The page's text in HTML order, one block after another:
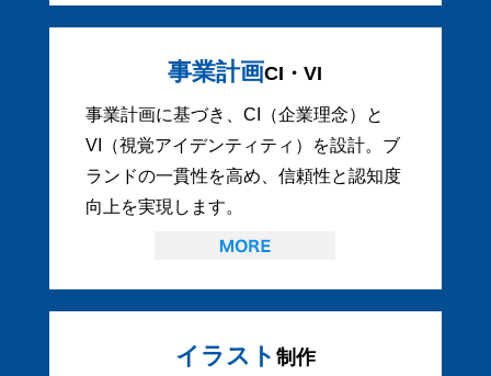
事業計画CI・VI
事業計画に基づき、CI（企業理念）と
VI（視覚アイデンティティ）を設計。ブ
ランドの一貫性を高め、信頼性と認知度
向上を実現します。
イラスト 制作